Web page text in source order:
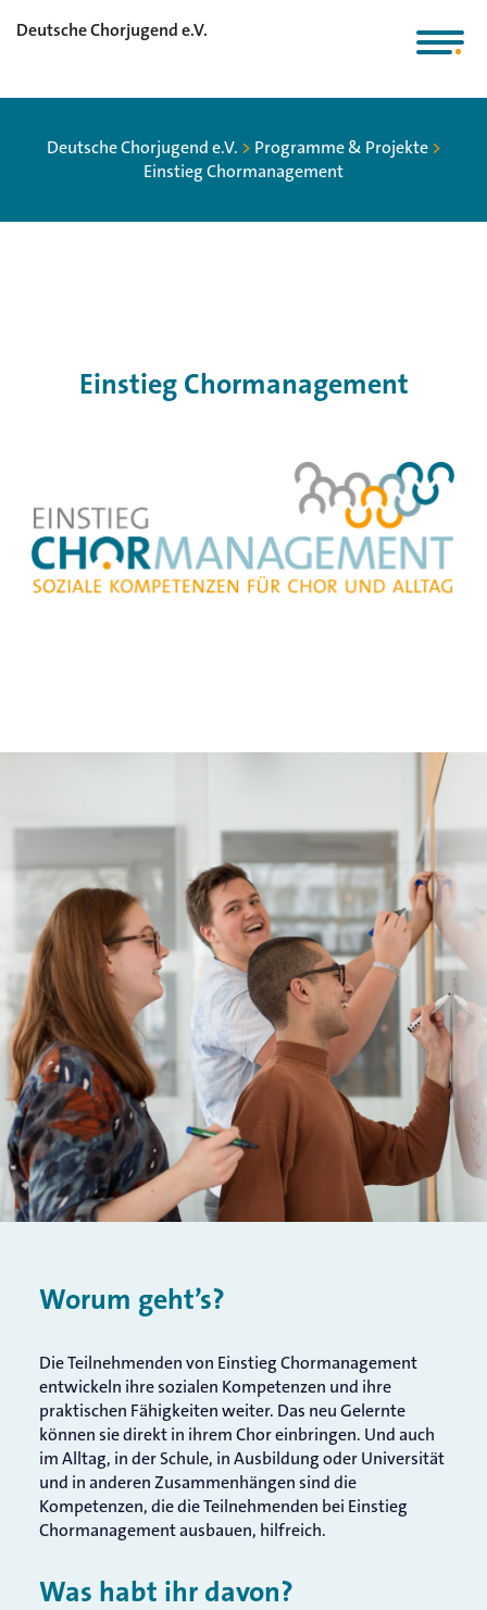
Deutsche Chorjugend e.V.
Deutsche Chorjugend e.V. > Programme & Projekte>
Einstieg Chormanagement
Einstieg Chormanagement
Worum geht’s?
Die Teilnehmenden von Einstieg Chormanagement
entwickeln ihre sozialen Kompetenzen und ihre
praktischen Fähigkeiten weiter. Das neu Gelernte
können sie direkt in ihrem Chor einbringen. Und auch
im Alltag, in der Schule, in Ausbildung oder Universität
und in anderen Zusammenhängen sind die
Kompetenzen, die die Teilnehmenden bei Einstieg
Chormanagement ausbauen, hilfreich.
Was habt ihr davon?